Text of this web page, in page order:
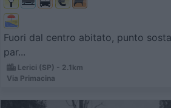
Fuori dal centro abitato, punto
par...
Lerici (SP) - 2.1km
Via Primacina